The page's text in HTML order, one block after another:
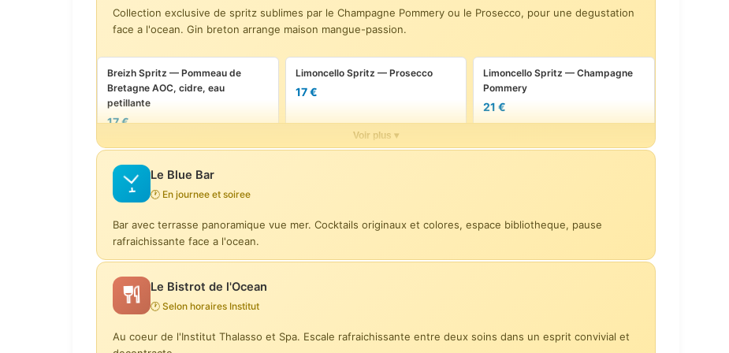
Collection exclusive de spritz sublimes par le Champagne Pommery ou le Prosecco, pour une degustation
face a l'ocean. Gin breton arrange maison mangue-passion.
Breizh Spritz — Pommeau de
Bretagne AOC, cidre, eau
petillante
17 €
Limoncello Spritz — Prosecco
17 €
Limoncello Spritz — Champagne
Pommery
21 €
Aperol Spritz — Prosecco
19 €
St-Germain Spritz — Champagne
Signature Spritz — Gin breton
Champagne Pommery
Voir plus ▾
Le Blue Bar
🕐 En journee et soiree
Bar avec terrasse panoramique vue mer. Cocktails originaux et colores, espace bibliotheque, pause
rafraichissante face a l'ocean.
Le Bistrot de l'Ocean
🕐 Selon horaires Institut
Au coeur de l'Institut Thalasso et Spa. Escale rafraichissante entre deux soins dans un esprit convivial et